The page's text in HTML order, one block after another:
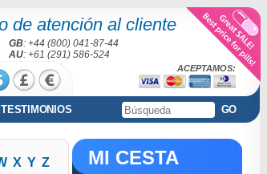
de atención al cliente
GB: +44 (800) 041-87-44
AU: +61 (291) 586-524
ACEPTAMOS:
TESTIMONIOS GO
X Y Z MI CESTA